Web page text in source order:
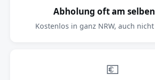
Abholung oft am selben
Kostenlos in ganz NRW, auch
💶